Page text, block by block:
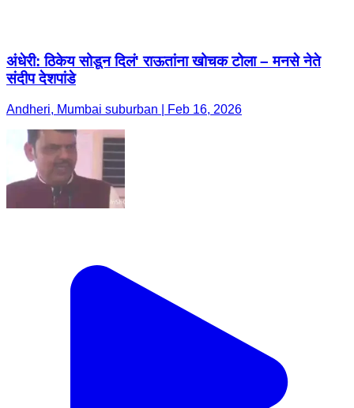
अंधेरी: ठिकेय सोडून दिलं' राऊतांना खोचक टोला – मनसे नेते
संदीप देशपांडे
Andheri, Mumbai suburban | Feb 16, 2026